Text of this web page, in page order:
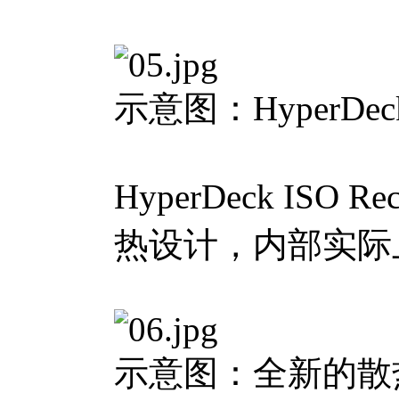
示意图：
HyperDeck ISO
热设计，内部实
示意图：全新的